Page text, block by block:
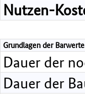
Nutzen-
Grundlagen der
Dauer der
Dauer der